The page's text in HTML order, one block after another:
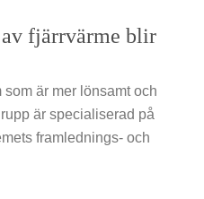
fjärrvärme blir
är mer lönsamt och
är specialiserad på
framlednings- och